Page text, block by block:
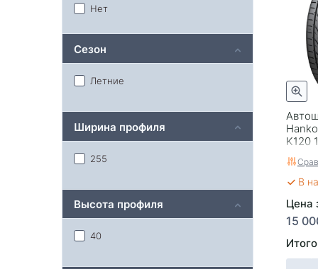
K120
В
Цена
15
Нет
Сезон
Летние
Ширина профиля
255
Высота профиля
40